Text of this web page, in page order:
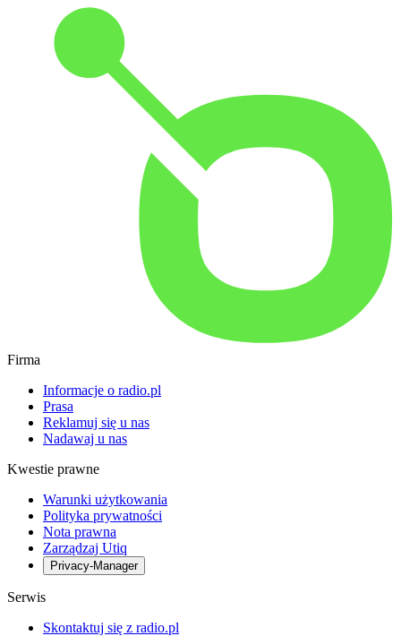
Firma
Informacje o radio.pl
Prasa
Reklamuj się u nas
Nadawaj u nas
Kwestie prawne
Warunki użytkowania
Polityka prywatności
Nota prawna
Zarządzaj Utiq
Privacy-Manager
Serwis
Skontaktuj się z radio.pl